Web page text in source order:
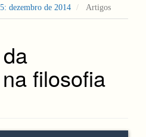
dezembro de 2014
Artigos
filosofia